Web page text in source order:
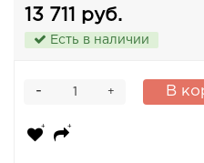
13 711 руб.
Есть в наличии
+
- В